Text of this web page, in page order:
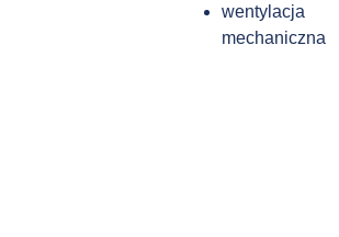
wentylacja
mechaniczna